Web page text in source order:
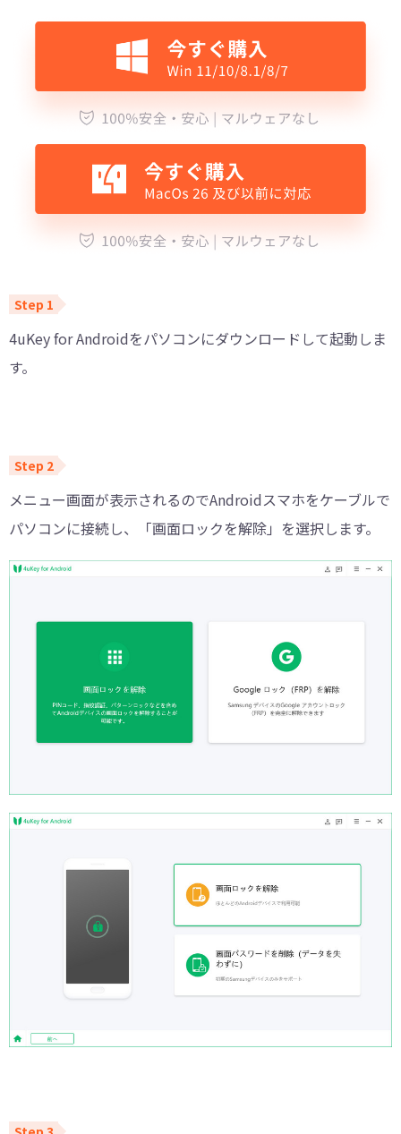
4uKey for Androidをパソコンにダウンロードして起動しま
す。
メニュー画面が表示されるのでAndroidスマホをケーブルで
パソコンに接続し、「画面ロックを解除」を選択します。